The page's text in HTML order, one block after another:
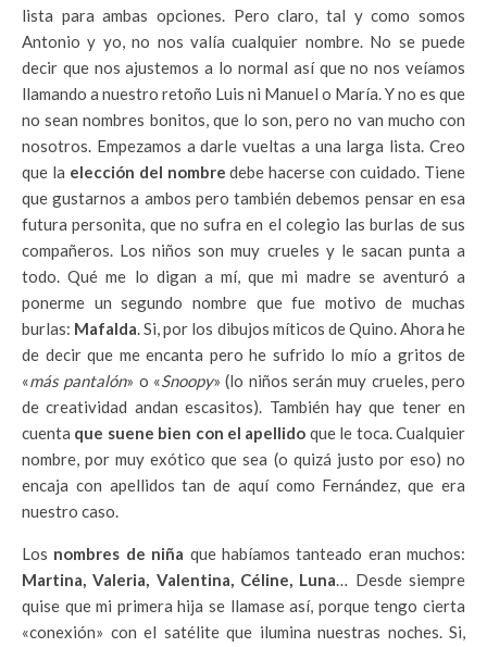
lista para ambas opciones. Pero claro, tal y como somos
Antonio y yo, no nos valía cualquier nombre. No se puede
decir que nos ajustemos a lo normal así que no nos veíamos
llamando a nuestro retoño Luis ni Manuel o María. Y no es que
no sean nombres bonitos, que lo son, pero no van mucho con
nosotros. Empezamos a darle vueltas a una larga lista. Creo
que la elección del nombre debe hacerse con cuidado. Tiene
que gustarnos a ambos pero también debemos pensar en esa
futura personita, que no sufra en el colegio las burlas de sus
compañeros. Los niños son muy crueles y le sacan punta a
todo. Qué me lo digan a mí, que mi madre se aventuró a
ponerme un segundo nombre que fue motivo de muchas
burlas: Mafalda. Si, por los dibujos míticos de Quino. Ahora he
de decir que me encanta pero he sufrido lo mío a gritos de
«más pantalón» o «Snoopy» (lo niños serán muy crueles, pero
de creatividad andan escasitos). También hay que tener en
cuenta que suene bien con el apellido que le toca. Cualquier
nombre, por muy exótico que sea (o quizá justo por eso) no
encaja con apellidos tan de aquí como Fernández, que era
nuestro caso.
Los nombres de niña que habíamos tanteado eran muchos:
Martina, Valeria, Valentina, Céline, Luna… Desde siempre
quise que mi primera hija se llamase así, porque tengo cierta
«conexión» con el satélite que ilumina nuestras noches. Si,